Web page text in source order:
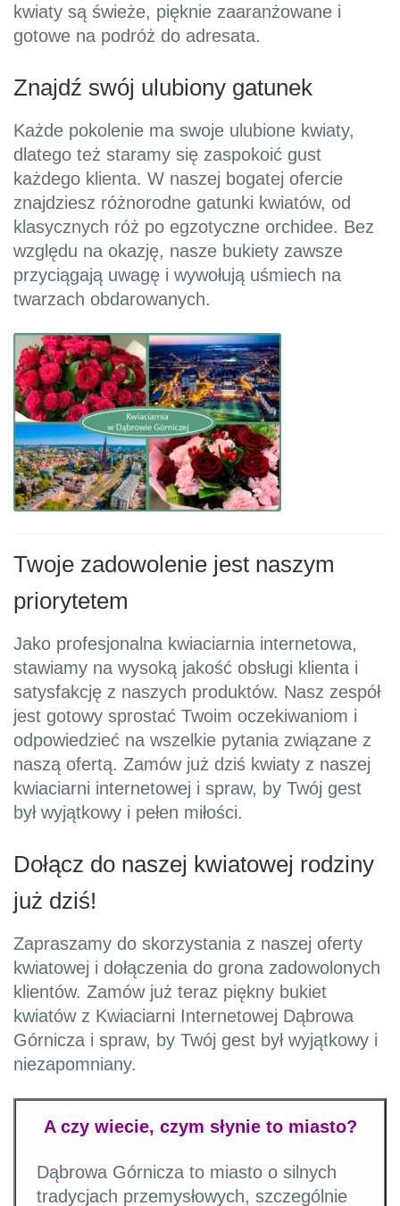
kwiaty są świeże, pięknie zaaranżowane i
gotowe na podróż do adresata.
Znajdź swój ulubiony gatunek
Każde pokolenie ma swoje ulubione kwiaty,
dlatego też staramy się zaspokoić gust
każdego klienta. W naszej bogatej ofercie
znajdziesz różnorodne gatunki kwiatów, od
klasycznych róż po egzotyczne orchidee. Bez
względu na okazję, nasze bukiety zawsze
przyciągają uwagę i wywołują uśmiech na
twarzach obdarowanych.
Twoje zadowolenie jest naszym
priorytetem
Jako profesjonalna kwiaciarnia internetowa,
stawiamy na wysoką jakość obsługi klienta i
satysfakcję z naszych produktów. Nasz zespół
jest gotowy sprostać Twoim oczekiwaniom i
odpowiedzieć na wszelkie pytania związane z
naszą ofertą. Zamów już dziś kwiaty z naszej
kwiaciarni internetowej i spraw, by Twój gest
był wyjątkowy i pełen miłości.
Dołącz do naszej kwiatowej rodziny
już dziś!
Zapraszamy do skorzystania z naszej oferty
kwiatowej i dołączenia do grona zadowolonych
klientów. Zamów już teraz piękny bukiet
kwiatów z Kwiaciarni Internetowej Dąbrowa
Górnicza i spraw, by Twój gest był wyjątkowy i
niezapomniany.
A czy wiecie, czym słynie to miasto?
Dąbrowa Górnicza to miasto o silnych
tradycjach przemysłowych, szczególnie